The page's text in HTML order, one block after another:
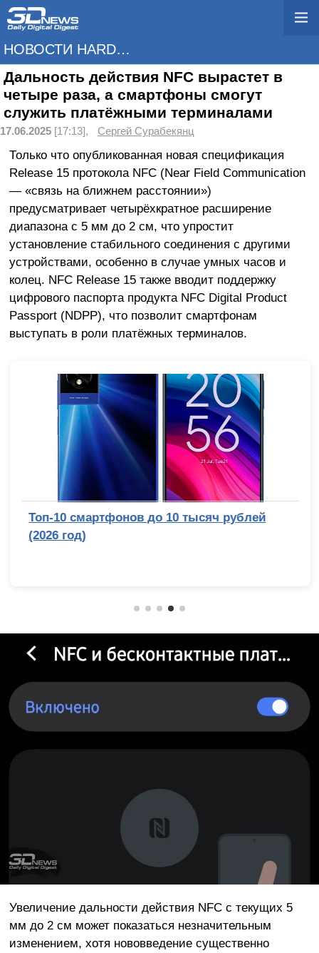
НОВОСТИ HARDWARE
Дальность действия NFC вырастет в
четыре раза, а смартфоны смогут
служить платёжными терминалами
17.06.2025 [17:13], Сергей Сурабекянц
Только что опубликованная новая спецификация
Release 15 протокола NFC (Near Field Сommunication
— «связь на ближнем расстоянии»)
предусматривает четырёхкратное расширение
диапазона с 5 мм до 2 см, что упростит
установление стабильного соединения с другими
устройствами, особенно в случае умных часов и
колец. NFC Release 15 также вводит поддержку
цифрового паспорта продукта NFC Digital Product
Passport (NDPP), что позволит смартфонам
выступать в роли платёжных терминалов.
Топ-10 смартфонов до 10 тысяч рублей
(2026 год)
Увеличение дальности действия NFC с текущих 5
мм до 2 см может показаться незначительным
изменением, хотя нововведение существенно